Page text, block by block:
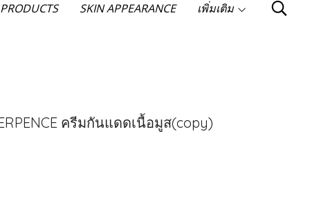
SKIN APPEARANCE เพิ่มเติม
ครีมกันแดดเนื้อมูส(copy)